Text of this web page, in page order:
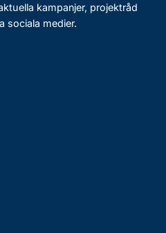
kampanjer, projektråd
sociala medier.